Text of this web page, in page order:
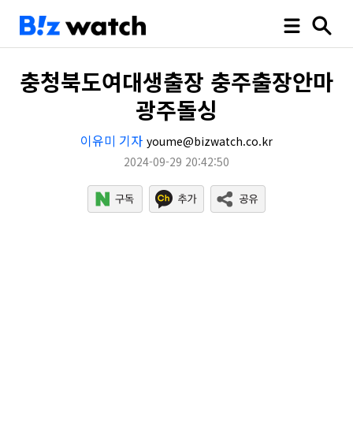
충청북도여대생출장 충주출장안마
광주돌싱
이유미 기자 youme@bizwatch.co.kr
2024-09-29 20:42:50